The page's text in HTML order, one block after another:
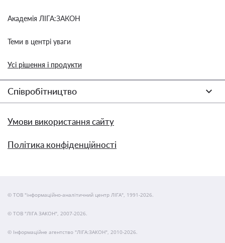
Академія ЛІГА:ЗАКОН
Теми в центрі уваги
Усі рішення і продукти
Співробітництво
Умови використання сайту
Політика конфіденційності
© ТОВ "інформаційно-аналітичний центр ЛІГА", 1991-2026.
© ТОВ "ЛІГА ЗАКОН", 2007-2026.
© Інформаційне агентство "ЛІГА:ЗАКОН", 2010-2026.